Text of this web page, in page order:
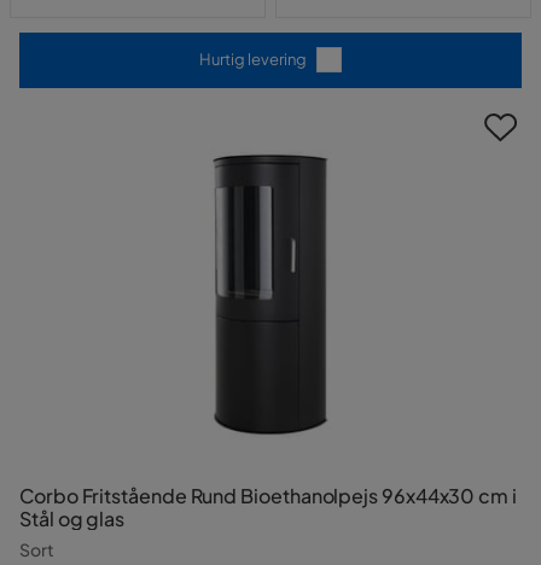
Hurtig levering
Corbo Fritstående Rund Bioethanolpejs 96x44x30 cm i
Stål og glas
Sort